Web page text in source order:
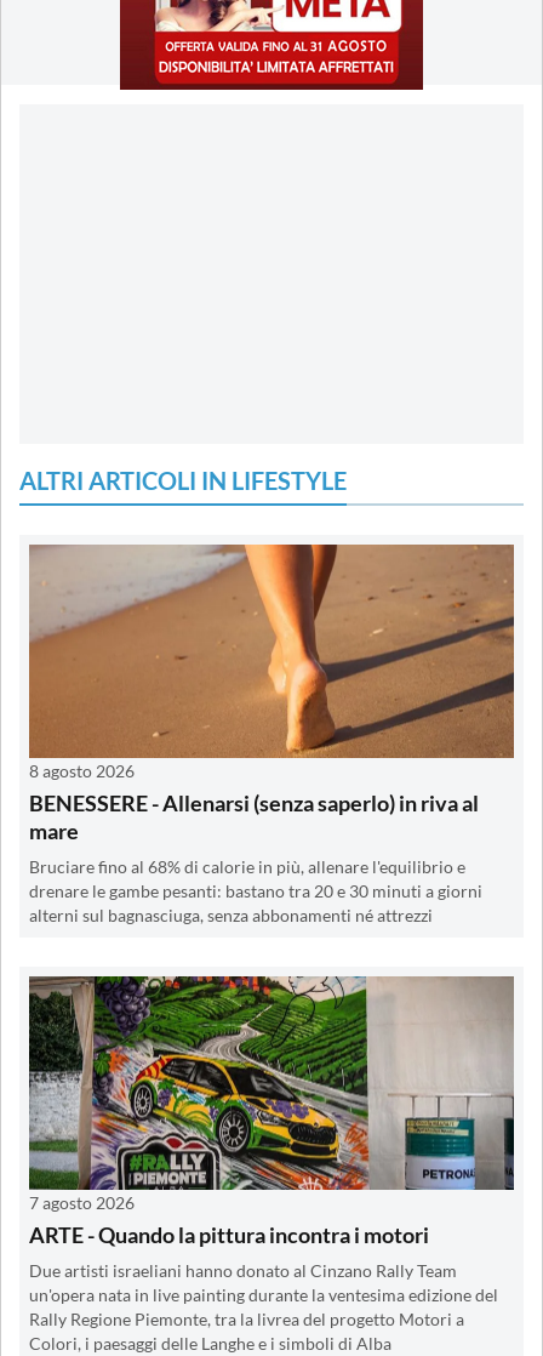
ALTRI ARTICOLI IN LIFESTYLE
8 agosto 2026
BENESSERE - Allenarsi (senza saperlo) in riva al
mare
Bruciare fino al 68% di calorie in più, allenare l'equilibrio e
drenare le gambe pesanti: bastano tra 20 e 30 minuti a giorni
alterni sul bagnasciuga, senza abbonamenti né attrezzi
7 agosto 2026
ARTE - Quando la pittura incontra i motori
Due artisti israeliani hanno donato al Cinzano Rally Team
un'opera nata in live painting durante la ventesima edizione del
Rally Regione Piemonte, tra la livrea del progetto Motori a
Colori, i paesaggi delle Langhe e i simboli di Alba